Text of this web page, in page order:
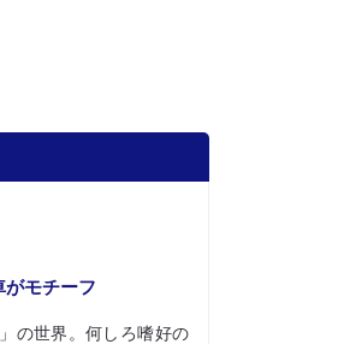
モチーフ
の世界。何しろ嗜好の